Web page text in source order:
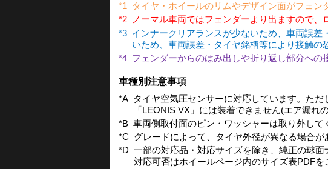
*1
タイヤ・ホイールのリムやデザイン面がフェン
*2
ノーマル車両ではフェンダーより出ますので、
*3 インナークリアランスが少ないため、車両誤
いため、車両誤差・タイヤ銘柄等により接触の
*4 フェンダーからのはみ出しや折り返し部分への
車種別注意事項
*A タイヤ空気圧センサーに対応しています。た
「LEONIS VX」には装着できません(エア漏れ
*B 車両側取付面のピン・ワッシャーは取り外して
*C グレードによって、タイヤ外径が異なる場合が
*D 一部の対応品・対応サイズを除き、純正の球
対応可否はホイールページ内のサイズ表PDFを